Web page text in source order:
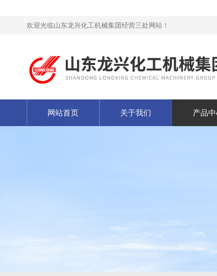
欢迎光临山东龙兴化工机械集团经营三处网站！
网站首页 关于我们 产品